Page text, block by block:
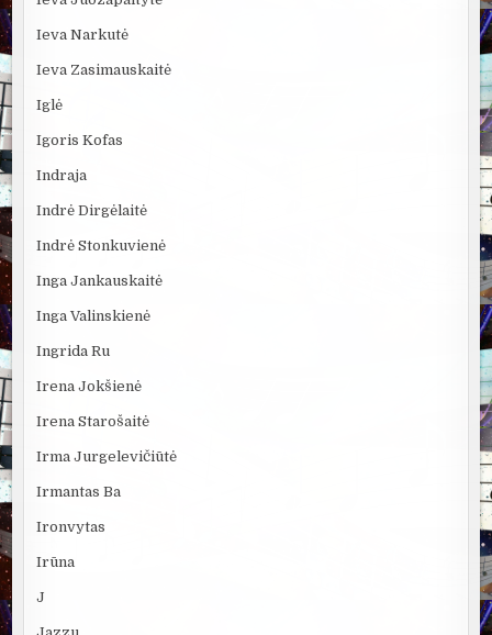
Ieva Narkutė
Ieva Zasimauskaitė
Iglė
Igoris Kofas
Indraja
Indrė Dirgėlaitė
Indrė Stonkuvienė
Inga Jankauskaitė
Inga Valinskienė
Ingrida Ru
Irena Jokšienė
Irena Starošaitė
Irma Jurgelevičiūtė
Irmantas Ba
Ironvytas
Irūna
J